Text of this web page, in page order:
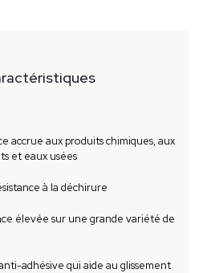
accrue aux produits chimiques, aux
et eaux usées
à la déchirure
élevée sur une grande variété de
adhésive qui aide au glissement